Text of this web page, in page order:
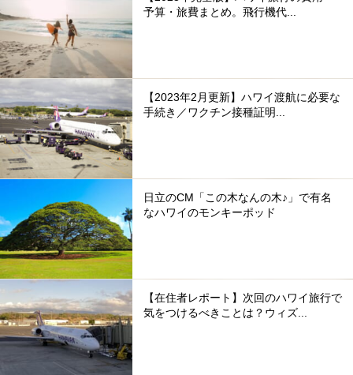
予算・旅費まとめ。飛行機代...
【2023年2月更新】ハワイ渡航に必要な
手続き／ワクチン接種証明...
日立のCM「この木なんの木♪」で有名
なハワイのモンキーポッド
【在住者レポート】次回のハワイ旅行で
気をつけるべきことは？ウィズ...